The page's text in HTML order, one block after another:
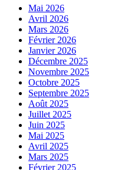
Mai 2026
Avril 2026
Mars 2026
Février 2026
Janvier 2026
Décembre 2025
Novembre 2025
Octobre 2025
Septembre 2025
Août 2025
Juillet 2025
Juin 2025
Mai 2025
Avril 2025
Mars 2025
Février 2025